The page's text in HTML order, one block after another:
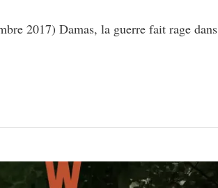
2017) Damas, la guerre fait rage dans